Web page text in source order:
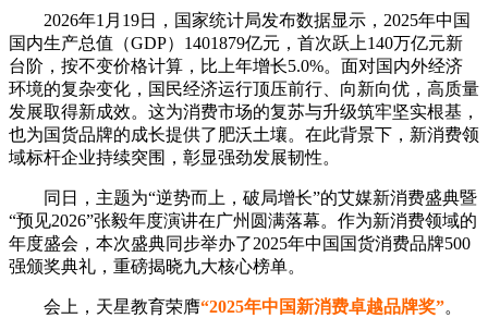
2026年1月19日，国家统计局发布数据显示，2025年中国
国内生产总值（GDP）1401879亿元，首次跃上140万亿元新
台阶，按不变价格计算，比上年增长5.0%。面对国内外经济
环境的复杂变化，国民经济运行顶压前行、向新向优，高质量
发展取得新成效。这为消费市场的复苏与升级筑牢坚实根基，
也为国货品牌的成长提供了肥沃土壤。在此背景下，新消费领
域标杆企业持续突围，彰显强劲发展韧性。
同日，主题为“逆势而上，破局增长”的艾媒新消费盛典暨
“预见2026”张毅年度演讲在广州圆满落幕。作为新消费领域的
年度盛会，本次盛典同步举办了2025年中国国货消费品牌500
强颁奖典礼，重磅揭晓九大核心榜单。
会上，天星教育荣膺“2025年中国新消费卓越品牌奖”。